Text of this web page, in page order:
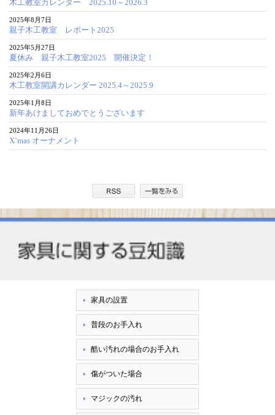
木工教室カレンダー 2025.10～2026.3
2025年8月7日
親子木工教室 レポート2025
2025年5月27日
夏休み 親子木工教室2025 開催決定！
2025年2月6日
木工教室開講カレンダー 2025.4～2025.9
2025年1月8日
新年あけましておめでとうございます
2024年11月26日
X’mas オーナメント
家具の設置
普段のお手入れ
酷い汚れの場合のお手入れ
傷がついた場合
マジックの汚れ